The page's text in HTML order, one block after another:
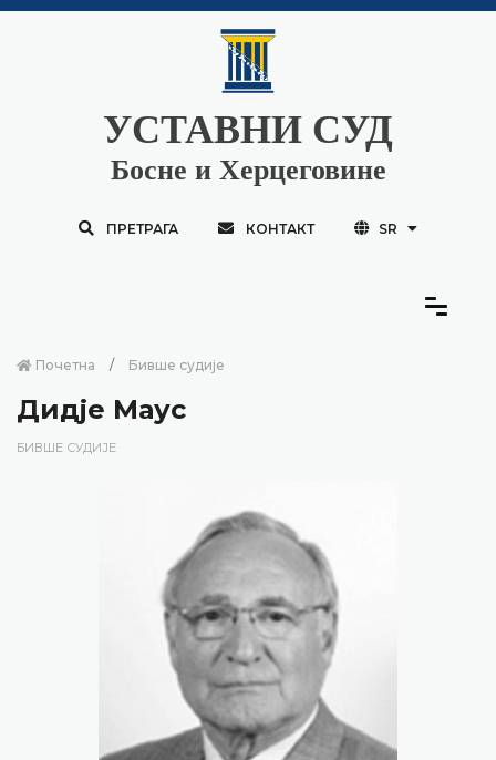
УСТАВНИ СУД
Босне и Херцеговине
ПРЕТРАГА КОНТАКТ SR
Почетна Бивше судије
Дидје Маус
БИВШЕ СУДИЈЕ